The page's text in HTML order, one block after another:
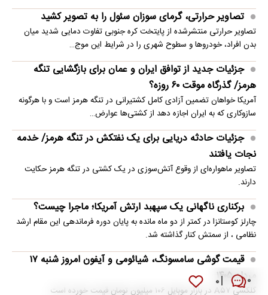
۰ ۰
تصاویر حرارتی، گرمای سوزان سئول را به تصویر کشید
تصاویر حرارتی منتشرشده از پایتخت کره جنوبی تفاوت دمایی شدید میان
بدن افراد، خودروها و سطوح شهری را در شرایط این موج…
جزئیات جدید از توافق ایران و عمان برای بازگشایی تنگه
هرمز/ گذرگاه موقت ۶۰ روزه؟
آمریکا خواهان تضمین آزادی کامل کشتیرانی در تنگه هرمز است و با هرگونه
سازوکاری که به ایران اجازه دهد از کشتی‌ها عوارض…
جزئیات حادثه دریایی برای یک نفتکش در تنگه هرمز/ خدمه
نجات یافتند
تصاویر ماهو‌اره‌ای از وقوع آتش‌سوزی در یک کشتی در تنگه هرمز حکایت
دارند.
برکناری ناگهانی یک سپهبد ارتش آمریکا؛ ماجرا چیست؟
چارلز کوستانزا در کمتر از دو ماه مانده به پایان دوره فرماندهی این مقام ارشد
نظامی ، از سمتش کنار گذاشته شد.
قیمت گوشی سامسونگ، شیائومی و آیفون امروز شنبه ۱۷
مرداد ۱۴۰۵
گلکسی A۵۷ در بازار موبایل ۱۰۶ میلیون تومان قیمت خورده است